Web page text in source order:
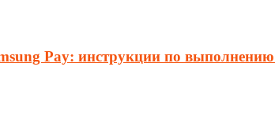
Pay: инструкции по